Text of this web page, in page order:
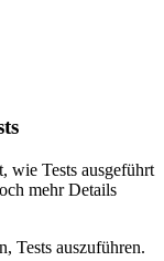
wie Tests ausgeführt
mehr Details
Tests auszuführen.